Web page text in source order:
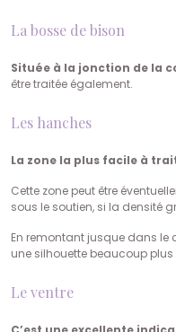
La bosse de bison
Située à la jonction de la
être traitée également.
Les hanches
La zone la plus facile à
Cette zone peut être
sous le soutien, si la densité
En remontant jusque dans le
une silhouette beaucoup plus
Le ventre